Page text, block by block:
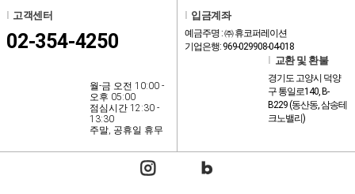
고객센터
02-354-4250
월-금 오전 10:00 -
오후 05:00
점심시간 12:30 -
13:30
주말, 공휴일 휴무
입금계좌
예금주명 : ㈜ 휴코퍼레이션
기업은행: 969-029908-04-018
교환 및 환불
경기도 고양시 덕양
구 통일로140, B-
B229 (동산동, 삼송테
크노밸리)